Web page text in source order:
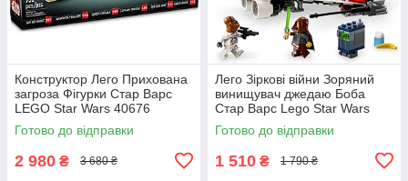
Конструктор Лего Прихована
загроза Фігурки Стар Варс
LEGO Star Wars 40676
Готово до відправки
2 980 ₴ 3 680 ₴
Лего Зіркові війни Зоряний
винищувач джедаю Боба
Стар Варс Lego Star Wars
75388
Готово до відправки
1 510 ₴ 1 790 ₴